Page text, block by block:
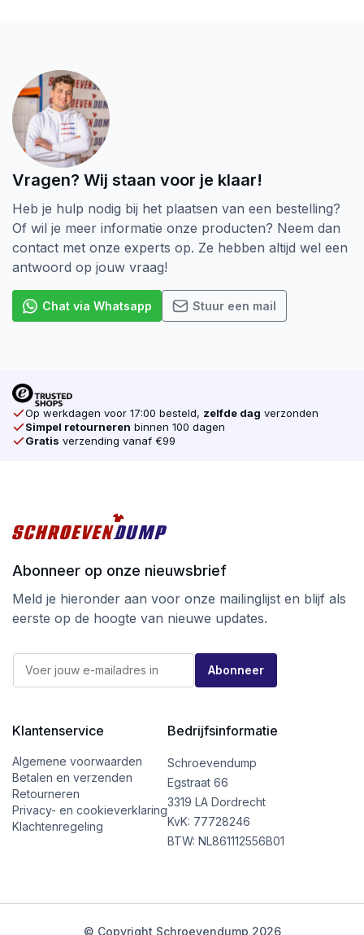
Vragen? Wij staan voor je klaar!
Heb je hulp nodig bij het plaatsen van een bestelling?
Of wil je meer informatie onze producten? Neem dan
contact met onze experts op. Ze hebben altijd wel een
antwoord op jouw vraag!
Chat via Whatsapp Stuur een mail
Op werkdagen voor 17:00 besteld, zelfde dag verzonden
Simpel retourneren binnen 100 dagen
Gratis verzending vanaf €99
Abonneer op onze nieuwsbrief
Meld je hieronder aan voor onze mailinglijst en blijf als
eerste op de hoogte van nieuwe updates.
m
l
E
m
l
Abonneer
Klantenservice
Algemene voorwaarden
Betalen en verzenden
Retourneren
Privacy- en cookieverklaring
Klachtenregeling
Bedrijfsinformatie
Schroevendump
Egstraat 66
3319 LA Dordrecht
KvK: 77728246
BTW: NL861112556B01
© Copyright Schroevendump 2026